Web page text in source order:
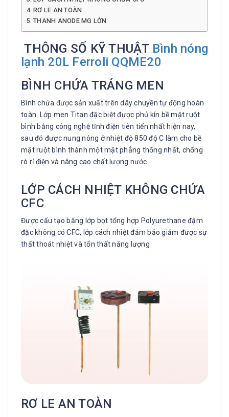
RƠ LE AN TOÀN
THANH ANODE MG LỚN
THÔNG SỐ KỸ THUẬT Bình nóng
lạnh 20L Ferroli QQME20
BÌNH CHỨA TRÁNG MEN
Bình chứa được sản xuất trên dây chuyền tự động hoàn
toàn. Lớp men Titan đặc biệt được phủ kín bề mặt ruột
bình bằng công nghệ tĩnh điện tiên tiến nhất hiện nay,
sau đó được nung nóng ở nhiệt độ 850 độ C làm cho bề
mặt ruột bình thành một mặt phẳng thống nhất, chống
rò rỉ điện và nâng cao chất lượng nước.
LỚP CÁCH NHIỆT KHÔNG CHỨA
CFC
Được cấu tạo bằng lớp bọt tổng hợp Polyurethane đậm
đặc không có CFC, lớp cách nhiệt đảm bảo giảm được sự
thất thoát nhiệt và tổn thất năng lượng
RƠ LE AN TOÀN